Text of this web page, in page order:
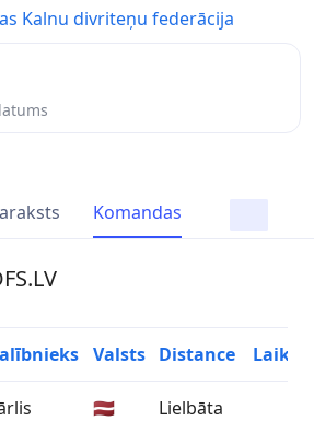
Kalnu divriteņu federācija
Komandas
Valsts Distance Laiks
🇱🇻
Lielbāta